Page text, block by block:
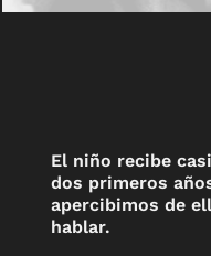
El niño recibe
dos primeros
apercibimos de
hablar.